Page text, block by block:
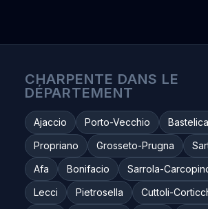
CHARPENTE DANS LE
DÉPARTEMENT
Ajaccio Porto-Vecchio
Propriano
Grosseto-Prugna
Afa
Bonifacio Sarrola-
Lecci
Pietrosella Cuttoli-